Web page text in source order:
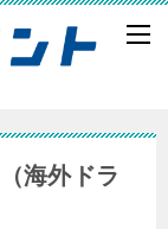
海外ドラ